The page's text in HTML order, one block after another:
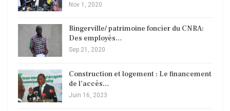
Nov 1, 2020
Bingerville/ patrimoine foncier du CNRA:
Des employés…
Sep 21, 2020
Construction et logement : Le financement
de l’accès…
Juin 16, 2023